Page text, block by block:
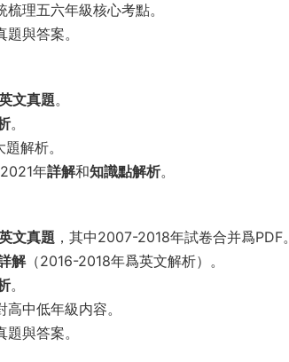
梳理五六年級核心考點。
與答案。
文真題。
。
解析。
年詳解和知識點解析。
文真題 ，其中2007-2018年試卷合并爲PDF。
解（2016-2018年爲英文解析）。
。
高中低年級内容。
與答案。